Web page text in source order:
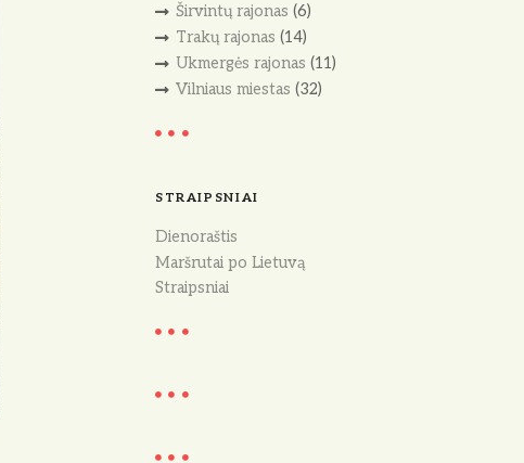
Širvintų rajonas (6)
Trakų rajonas (14)
Ukmergės rajonas (11)
Vilniaus miestas (32)
STRAIPSNIAI
Dienoraštis
Maršrutai po Lietuvą
Straipsniai